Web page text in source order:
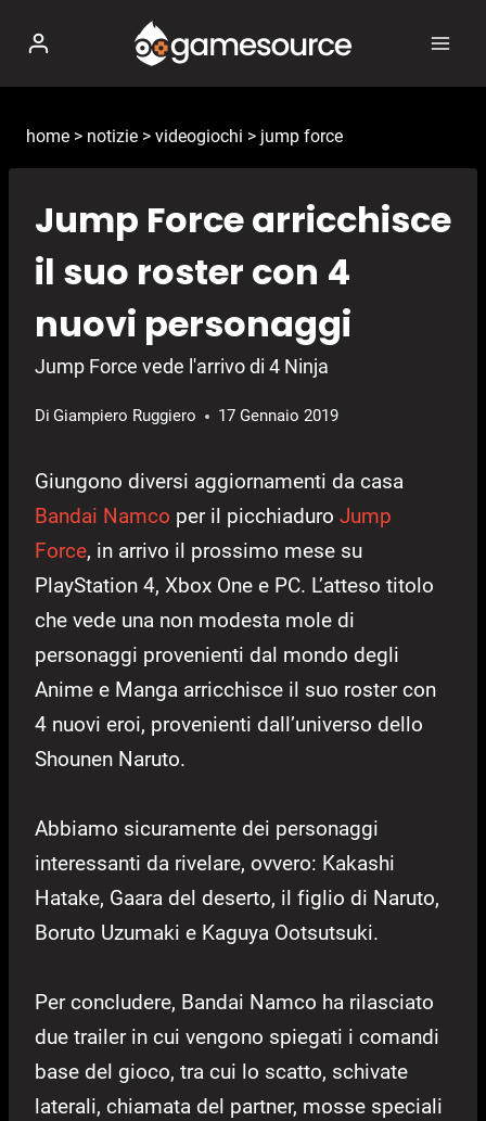
contenuto
home > notizie > videogiochi > jump force
Jump Force arricchisce
il suo roster con 4
nuovi personaggi
Jump Force vede l'arrivo di 4 Ninja
Di Giampiero Ruggiero 17 Gennaio 2019
Giungono diversi aggiornamenti da casa
Bandai Namco per il picchiaduro Jump
Force, in arrivo il prossimo mese su
PlayStation 4, Xbox One e PC. L’atteso titolo
che vede una non modesta mole di
personaggi provenienti dal mondo degli
Anime e Manga arricchisce il suo roster con
4 nuovi eroi, provenienti dall’universo dello
Shounen Naruto.
Abbiamo sicuramente dei personaggi
interessanti da rivelare, ovvero: Kakashi
Hatake, Gaara del deserto, il figlio di Naruto,
Boruto Uzumaki e Kaguya Ootsutsuki.
Per concludere, Bandai Namco ha rilasciato
due trailer in cui vengono spiegati i comandi
base del gioco, tra cui lo scatto, schivate
laterali, chiamata del partner, mosse speciali